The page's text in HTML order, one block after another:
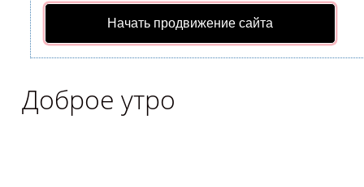
Начать продвижение сайта
Доброе утро